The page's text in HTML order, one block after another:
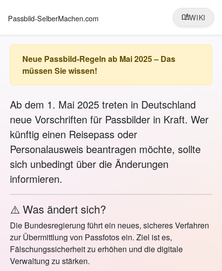
Passbild-SelberMachen.com auto_storiesWIKI
Neue Passbild-Regeln ab Mai 2025 – Das
müssen Sie wissen!
Ab dem 1. Mai 2025 treten in Deutschland
neue Vorschriften für Passbilder in Kraft. Wer
künftig einen Reisepass oder
Personalausweis beantragen möchte, sollte
sich unbedingt über die Änderungen
informieren.
⚠️ Was ändert sich?
Die Bundesregierung führt ein neues, sicheres Verfahren
zur Übermittlung von Passfotos ein. Ziel ist es,
Fälschungssicherheit zu erhöhen und die digitale
Verwaltung zu stärken.